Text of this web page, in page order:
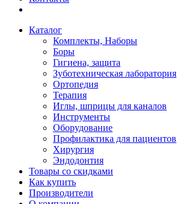
Каталог
Комплекты, Наборы
Боры
Гигиена, защита
Зуботехническая лаборатория
Ортопедия
Терапия
Иглы, шприцы для каналов
Инструменты
Оборудование
Профилактика для пациентов
Хирургия
Эндодонтия
Товары со скидками
Как купить
Производители